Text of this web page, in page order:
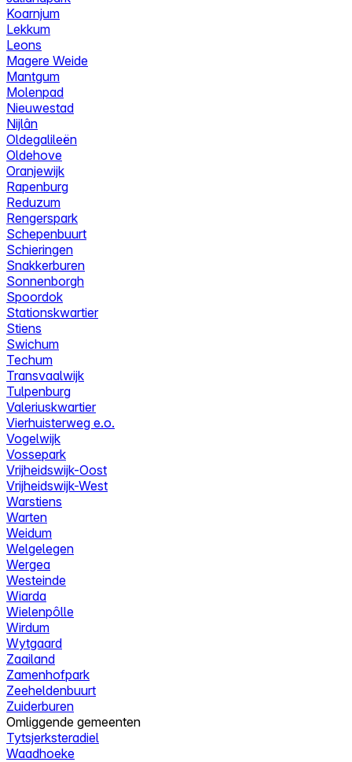
Koarnjum
Lekkum
Leons
Magere Weide
Mantgum
Molenpad
Nieuwestad
Nijlân
Oldegalileën
Oldehove
Oranjewijk
Rapenburg
Reduzum
Rengerspark
Schepenbuurt
Schieringen
Snakkerburen
Sonnenborgh
Spoordok
Stationskwartier
Stiens
Swichum
Techum
Transvaalwijk
Tulpenburg
Valeriuskwartier
Vierhuisterweg e.o.
Vogelwijk
Vossepark
Vrijheidswijk-Oost
Vrijheidswijk-West
Warstiens
Warten
Weidum
Welgelegen
Wergea
Westeinde
Wiarda
Wielenpôlle
Wirdum
Wytgaard
Zaailand
Zamenhofpark
Zeeheldenbuurt
Zuiderburen
Omliggende gemeenten
Tytsjerksteradiel
Waadhoeke